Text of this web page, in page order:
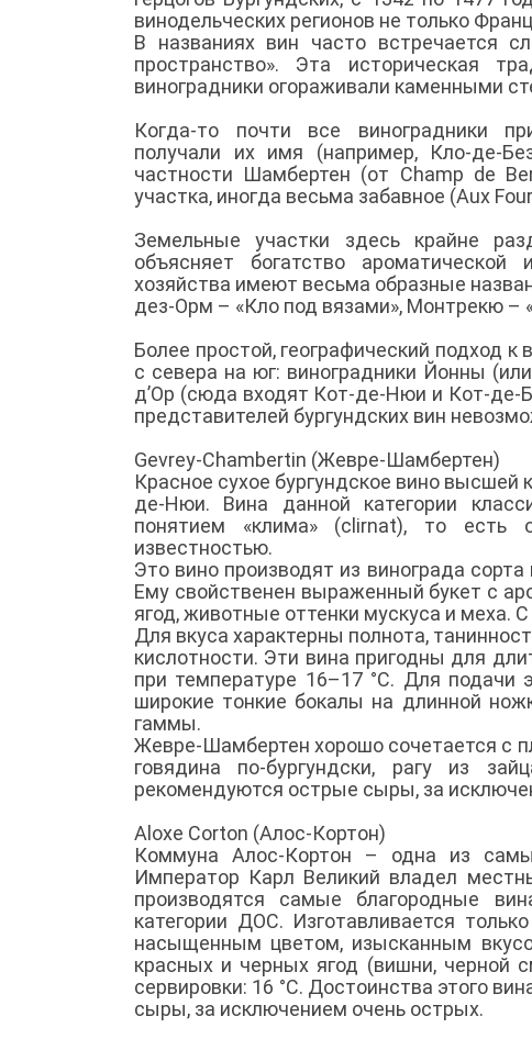
винодельческих регионов не только
В названиях вин часто встречается
пространство». Эта историческая
виноградники огораживали каменными
Когда-то почти все виноградники
получали их имя (например, Кло-де-
частности Шамбертен (от Champ de
участка, иногда весьма забавное (Aux
Земельные участки здесь крайне
объясняет богатство
хозяйства имеют весьма образные
дез-Орм – «Кло под вязами», Монтрекю –
Более простой, географический подход
с севера на юг: виноградники Йонны
д’Ор (сюда входят Кот-де-Нюи и Кот-
представителей бургундских вин
Gevrey-Chambertin (Жевре-Шамбертен)
Красное сухое бургундское вино
де-Нюи. Вина данной категории
понятием «клима» (clirnat), то есть
известностью.
Это вино производят из винограда
Ему свойственен выраженный букет с
ягод, животные оттенки мускуса и меха.
Для вкуса характерны полнота,
кислотности. Эти вина пригодны для
при температуре 16–17 °С. Для подачи
широкие тонкие бокалы на длинной
гаммы.
Жевре-Шамбертен хорошо сочетается с
говядина по-бургундски, рагу из
рекомендуются острые сыры, за
Aloxe Corton (Алос-Кортон)
Коммуна Алос-Кортон – одна из
Император Карл Великий владел
производятся самые благородные
категории ДОС. Изготавливается
насыщенным цветом, изысканным
красных и черных ягод (вишни, черной
сервировки: 16 °С. Достоинства этого
сыры, за исключением очень острых.